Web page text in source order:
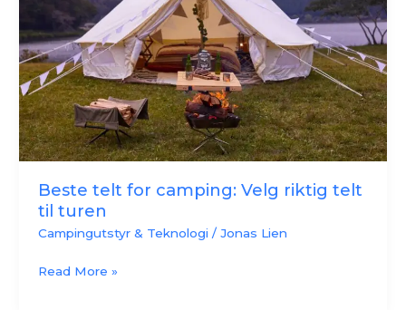
Beste telt for camping: Velg riktig telt
til turen
Campingutstyr & Teknologi / Jonas Lien
Velg
riktig
telt
til
turen
Read More »